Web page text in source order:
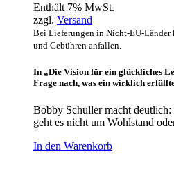
Enthält 7% MwSt.
zzgl. Versand
Bei Lieferungen in Nicht-EU-Länder
und Gebühren anfallen.
In „Die Vision für ein glückliches
Frage nach, was ein wirklich
Bobby Schuller macht
geht es nicht um Wohlstand
In den Warenkorb